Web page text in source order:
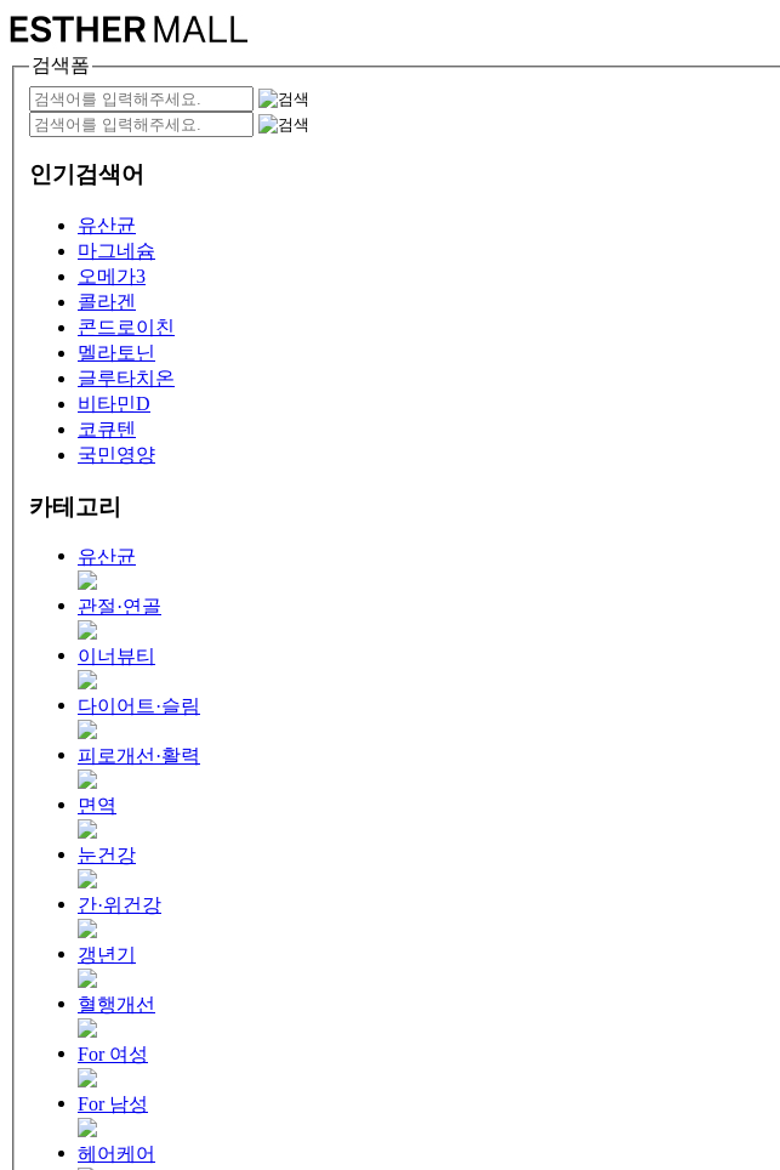
검색폼
인기검색어
유산균
마그네슘
오메가3
콜라겐
콘드로이친
멜라토닌
글루타치온
비타민D
코큐텐
국민영양
카테고리
유산균
관절·연골
이너뷰티
다이어트·슬림
피로개선·활력
면역
눈건강
간·위건강
갱년기
혈행개선
For 여성
For 남성
헤어케어